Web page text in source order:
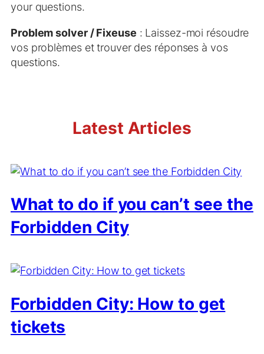
your questions.
Problem solver / Fixeuse : Laissez-moi résoudre
vos problèmes et trouver des réponses à vos
questions.
Latest Articles
What to do if you can’t see the
Forbidden City
Forbidden City: How to get
tickets